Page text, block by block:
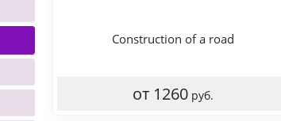
Construction of a road
от 1260 руб.